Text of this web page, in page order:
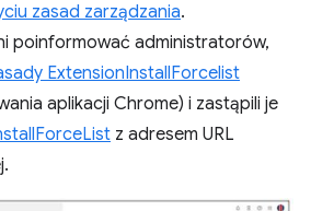
zasad zarządzania.
poinformować administratorów,
ExtensionInstallForcelist
aplikacji Chrome) i zastąpili je
z adresem URL